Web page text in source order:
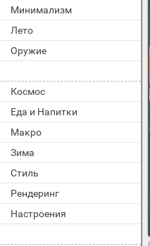
Минимализм
Лето
Оружие
Космос
Еда и Напитки
Макро
Зима
Стиль
Рендеринг
Настроения